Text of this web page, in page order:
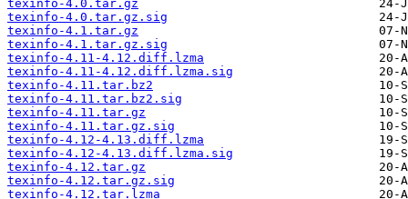
texinfo-4.0.tar.gz
texinfo-4.0.tar.gz.sig
texinfo-4.1.tar.gz
texinfo-4.1.tar.gz.sig
texinfo-4.11-4.12.diff.lzma
texinfo-4.11-4.12.diff.lzma.sig
texinfo-4.11.tar.bz2
texinfo-4.11.tar.bz2.sig
texinfo-4.11.tar.gz
texinfo-4.11.tar.gz.sig
texinfo-4.12-4.13.diff.lzma
texinfo-4.12-4.13.diff.lzma.sig
texinfo-4.12.tar.gz
texinfo-4.12.tar.gz.sig
texinfo-4.12.tar.lzma